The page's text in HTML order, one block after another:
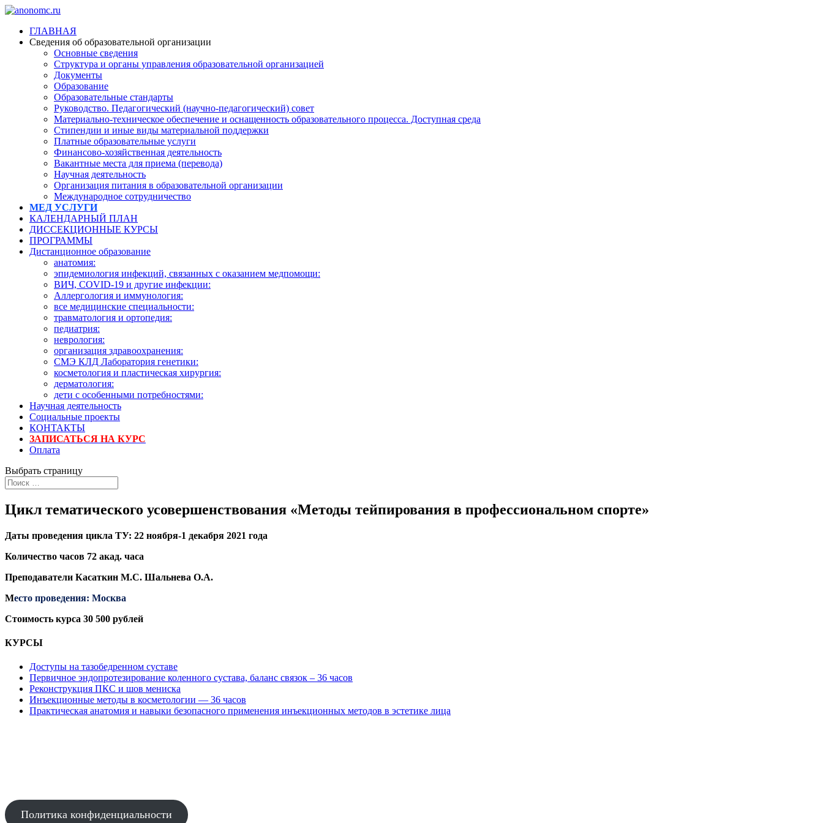
ГЛАВНАЯ
Сведения об образовательной организации
Основные сведения
Структура и органы управления образовательной организацией
Документы
Образование
Образовательные стандарты
Руководство. Педагогический (научно-педагогический) совет
Материально-техническое обеспечение и оснащенность образовательного процесса. Доступная среда
Стипендии и иные виды материальной поддержки
Платные образовательные услуги
Финансово-хозяйственная деятельность
Вакантные места для приема (перевода)
Научная деятельность
Организация питания в образовательной организации
Международное сотрудничество
МЕД УСЛУГИ
КАЛЕНДАРНЫЙ ПЛАН
ДИССЕКЦИОННЫЕ КУРСЫ
ПРОГРАММЫ
Дистанционное образование
анатомия:
эпидемиология инфекций, связанных с оказанием медпомощи:
ВИЧ, COVID-19 и другие инфекции:
Аллергология и иммунология:
все медицинские специальности:
травматология и ортопедия:
педиатрия:
неврология:
организация здравоохранения:
СМЭ КЛД Лаборатория генетики:
косметология и пластическая хирургия:
дерматология:
дети с особенными потребностями:
Научная деятельность
Социальные проекты
КОНТАКТЫ
ЗАПИСАТЬСЯ НА КУРС
Оплата
Выбрать страницу
Цикл тематического усовершенствования «Методы тейпирования в профессиональном спорте»
Даты проведения цикла ТУ: 22 ноября-1 декабря 2021 года
Количество часов 72 акад. часа
Преподаватели Касаткин М.С. Шальнева О.А.
Место проведения: Москва
Стоимость курса 30 500 рублей
КУРСЫ
Доступы на тазобедренном суставе
Первичное эндопротезирование коленного сустава, баланс связок – 36 часов
Реконструкция ПКС и шов мениска
Инъекционные методы в косметологии — 36 часов
Практическая анатомия и навыки безопасного применения инъекционных методов в эстетике лица
Политика конфиденциальности